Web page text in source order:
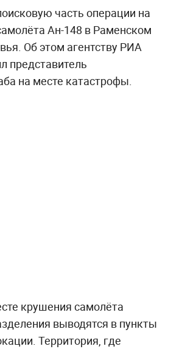
часть операции на
Ан-148 в Раменском
Об этом агентству РИА
представитель
на месте катастрофы.
крушения самолёта
выводятся в пункты
Территория, где